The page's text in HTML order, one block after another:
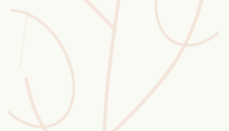
Challenges
Wusstest du?
Sammlungen
Selber machen
Glossar